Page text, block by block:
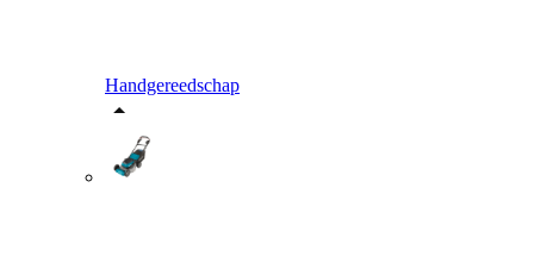
Handgereedschap